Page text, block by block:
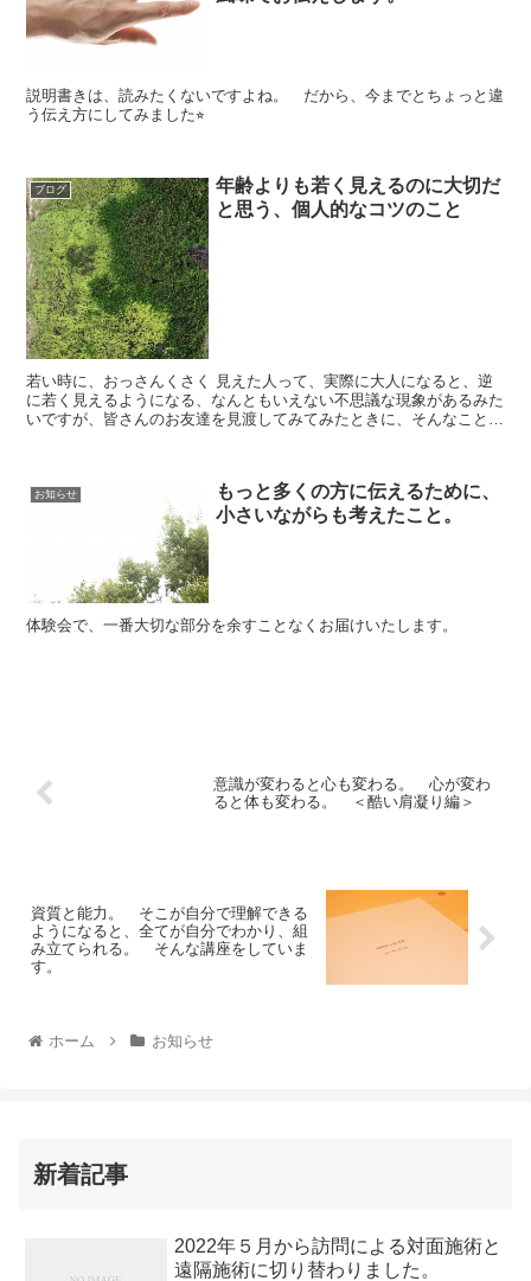
説明書きは、読みたくないですよね。 だから、今までとちょっと違
う伝え方にしてみました⭐︎
ブログ
年齢よりも若く見えるのに大切だ
と思う、個人的なコツのこと
若い時に、おっさんくさく 見えた人って、実際に大人になると、逆
に若く見えるようになる、なんともいえない不思議な現象があるみた
いですが、皆さんのお友達を見渡してみてみたときに、そんなことは
お知らせ
もっと多くの方に伝えるために、
小さいながらも考えたこと。
体験会で、一番大切な部分を余すことなくお届けいたします。
意識が変わると心も変わる。 心が変わ
ると体も変わる。 ＜酷い肩凝り編＞
資質と能力。 そこが自分で理解できる
ようになると、全てが自分でわかり、組
み立てられる。 そんな講座をしていま
す。
ホーム お知らせ
新着記事
2022年５月から訪問による対面施術と
遠隔施術に切り替わりました。